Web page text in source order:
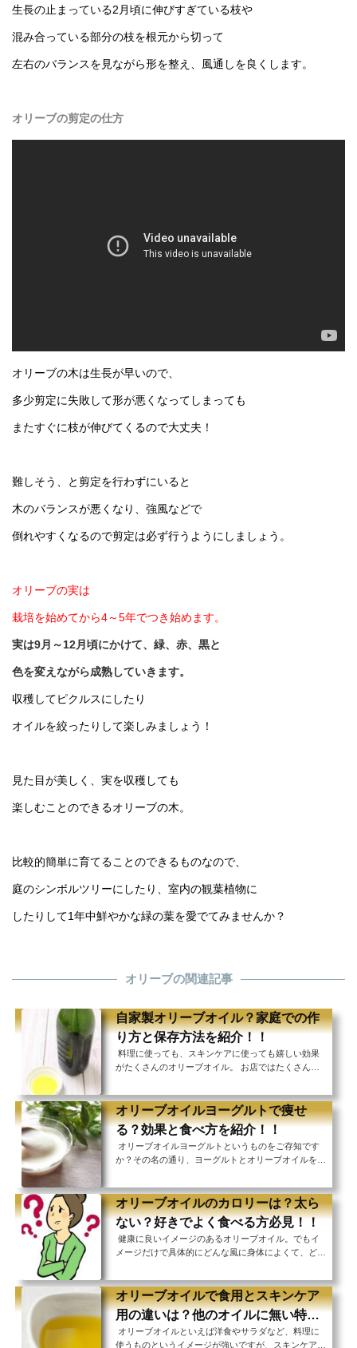
生長の止まっている2月頃に伸びすぎている枝や
混み合っている部分の枝を根元から切って
左右のバランスを見ながら形を整え、風通しを良くします。
オリーブの剪定の仕方
オリーブの木は生長が早いので、
多少剪定に失敗して形が悪くなってしまっても
またすぐに枝が伸びてくるので大丈夫！
難しそう、と剪定を行わずにいると
木のバランスが悪くなり、強風などで
倒れやすくなるので剪定は必ず行うようにしましょう。
オリーブの実は
栽培を始めてから4～5年でつき始めます。
実は9月～12月頃にかけて、緑、赤、黒と
色を変えながら成熟していきます。
収穫してピクルスにしたり
オイルを絞ったりして楽しみましょう！
見た目が美しく、実を収穫しても
楽しむことのできるオリーブの木。
比較的簡単に育てることのできるものなので、
庭のシンボルツリーにしたり、室内の観葉植物に
したりして1年中鮮やかな緑の葉を愛でてみませんか？
オリーブの関連記事
自家製オリーブオイル？家庭での作
り方と保存方法を紹介！！
料理に使っても、スキンケアに使っても嬉しい効果
がたくさんのオリーブオイル。 お店ではたくさんの
も自家製のオリーブオイルが作れることをご存知です
か？ ご自宅の庭木として オリーブの木を植えられて
いる方 実をもらったけれどどうすればいいか分から
ないという方シロップや塩などで漬けるのもいいです
が、ぜひ自家製オリーブオイルにもチャレンジしてみ
てください！ 絞りたてのフレッシュなオイルは今ま
オリーブオイルヨーグルトで痩せ
る？効果と食べ方を紹介！！
オリーブオイルヨーグルトというものをご存知です
か？その名の通り、ヨーグルトとオリーブオイルを組
理などに使われることの多いオリーブオイル。 その
ままパンにつけて風味を楽しみながら味わうこともあ
りますが、ヨーグルトとの組み合わせってどうなの？
と思われる方も多いでしょう。 オリーブオイルの持
つ健康効果は近年注目を浴びており、その効果を実感
する方が増えています。 ヨーグルトも私たちにとっ
オリーブオイルのカロリーは？太ら
ない？好きでよく食べる方必見！！
健康に良いイメージのあるオリーブオイル。でもイ
メージだけで具体的にどんな風に身体によくて、どん
いでしょうか。 1日に大さじ1～2杯のオリーブオイル
を飲むというオリーブオイルダイエットというものが
ありますが、オリーブオイルは健康に良いとは言え油
であることに変わりはありません。 油＝高カロリー
なのに飲んでダイエット効果が得られるなんて、オリ
オリーブオイルで食用とスキンケア
用の違いは？他のオイルに無い特徴
も紹介！！
オリーブオイルといえば洋食やサラダなど、料理に
使うものというイメージが強いですが、スキンケア用